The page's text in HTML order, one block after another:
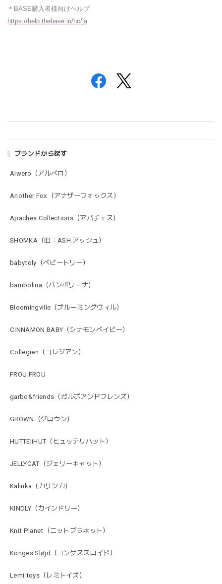
ブランドから探す
Alwero（アルベロ）
Another Fox（アナザーフォックス）
Apaches Collections（アパチェス）
SHOMKA（旧：ASH アッシュ）
babytoly（ベビートリー）
bambolina（バンボリーナ）
Bloomingville（ブルーミングヴィル）
CINNAMON BABY（シナモンベイビー）
Collegien（コレジアン）
FROU FROU
garbo&friends（ガルボアンドフレンズ）
GROWN（グロウン）
HUTTEliHUT（ヒュッテリハット）
JELLYCAT（ジェリーキャット）
Kalinka（カリンカ）
KINDLY（カインドリー）
Knit Planet（ニットプラネット）
Konges Sløjd（コンゲススロイド）
Lemi toys（レミトイズ）
＊ BASE購入者様向けヘルプ
https://help.thebase.in/hc/ja